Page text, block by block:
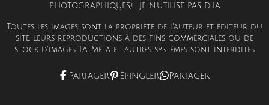
PHOTOGRAPHIQUES,! JE N'UTILISE PAS D'I.A
Toutes les images sont la propriété de l'auteur et éditeur du
site, leurs reproductions à des fins commerciales ou de
stock d'images, I.A, Méta et autres systèmes sont interdites.
Partager Épingler Partager